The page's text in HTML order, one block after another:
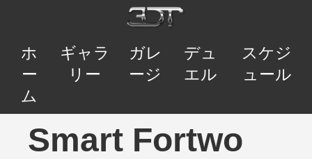
ホ
ー
ム
ギャラ
リー
ガレ
ージ
デュ
エル
スケジ
ュール
Smart Fortwo